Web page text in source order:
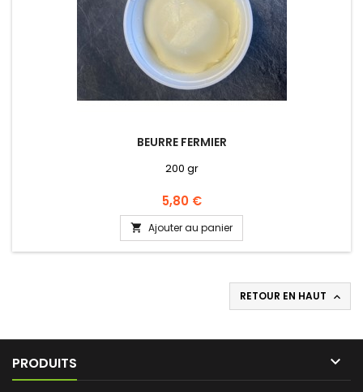
BEURRE FERMIER
200 gr
Prix
5,80 €
 Ajouter au panier
RETOUR EN HAUT 
PRODUITS 